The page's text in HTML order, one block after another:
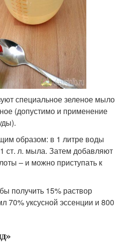
специальное зеленое мыло
(допустимо и применение
образом: в 1 литре воды
ст. л. мыла. Затем добавляют
– и можно приступать к
получить 15% раствор
70% уксусной эссенции и 800